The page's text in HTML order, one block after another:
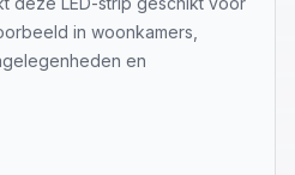
in woonkamers,
en